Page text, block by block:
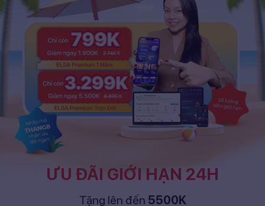
ƯU ĐÃI GIỚI HẠN 24H
Tặng lên đến 5500K